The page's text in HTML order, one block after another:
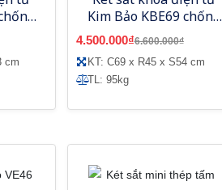
cm
Kim Bảo KBE69 chống
cháy
4.500.000₫6.600.000₫
KT: C69 x R45 x S54 cm
TL: 95kg